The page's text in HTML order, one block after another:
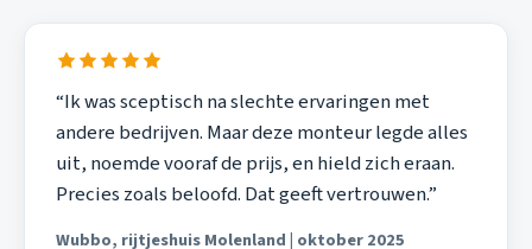
“Ik was sceptisch na slechte ervaringen met
andere bedrijven. Maar deze monteur legde alles
uit, noemde vooraf de prijs, en hield zich eraan.
Precies zoals beloofd. Dat geeft vertrouwen.”
Wubbo, rijtjeshuis Molenland | oktober 2025